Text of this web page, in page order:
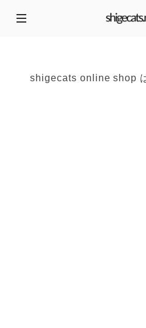
shigecats online shop